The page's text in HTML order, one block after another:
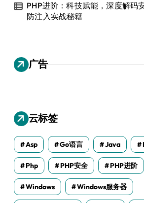
PHP进阶：科技赋能，深度解码
防注入实战秘籍
广告
云标签
Asp Go语言 Java
Php PHP安全 PHP进阶
Windows Windows服务器